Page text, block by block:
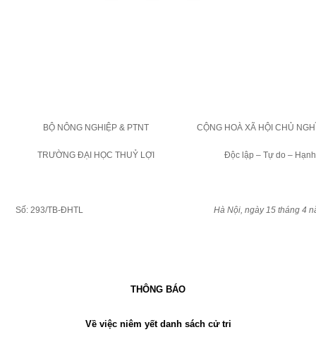
BỘ NÔNG NGHIỆP & PTNT
TRƯỜNG ĐẠI HỌC THUỶ LỢI
Số: 293/TB-ĐHTL
CỘNG HOÀ XÃ HỘI CHỦ
Độc lập – Tự do –
Hà Nội, ngày 15 tháng 4
THÔNG BÁO
Về việc niêm yết danh sách cử tri